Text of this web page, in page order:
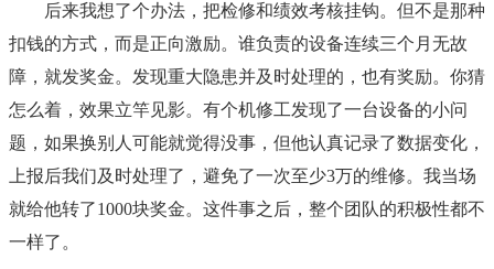
后来我想了个办法，把检修和绩效考核挂钩。但不是那种
扣钱的方式，而是正向激励。谁负责的设备连续三个月无故
障，就发奖金。发现重大隐患并及时处理的，也有奖励。你猜
怎么着，效果立竿见影。有个机修工发现了一台设备的小问
题，如果换别人可能就觉得没事，但他认真记录了数据变化，
上报后我们及时处理了，避免了一次至少3万的维修。我当场
就给他转了1000块奖金。这件事之后，整个团队的积极性都不
一样了。